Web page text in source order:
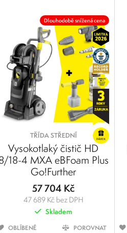
Dlouhodobě snížená cena
TŘÍDA STŘEDNÍ
Vysokotlaký čistič HD
18-4 MXA eBFoam Plus
Go!Further
57 704 Kč
47 689 Kč bez DPH
Skladem
OBLÍBENÉ
POROVNAT